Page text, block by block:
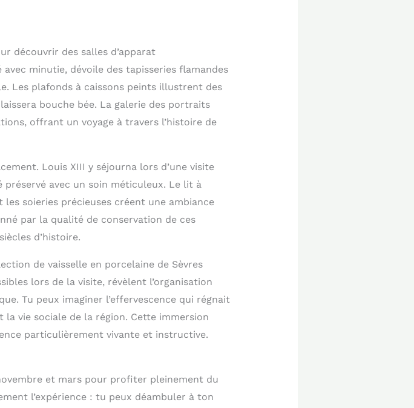
découvrir des salles d’apparat
minutie, dévoile des tapisseries flamandes
Les plafonds à caissons peints illustrent des
bouche bée. La galerie des portraits
offrant un voyage à travers l’histoire de
Louis XIII y séjourna lors d’une visite
préservé avec un soin méticuleux. Le lit à
soieries précieuses créent une ambiance
par la qualité de conservation de ces
d’histoire.
de vaisselle en porcelaine de Sèvres
lors de la visite, révèlent l’organisation
Tu peux imaginer l’effervescence qui régnait
vie sociale de la région. Cette immersion
particulièrement vivante et instructive.
et mars pour profiter pleinement du
l’expérience : tu peux déambuler à ton